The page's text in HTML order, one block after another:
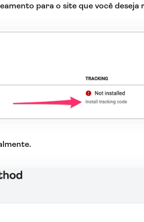
para o site que você deseja